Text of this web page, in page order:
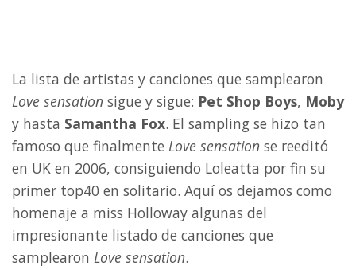
La lista de artistas y canciones que samplearon
Love sensation sigue y sigue: Pet Shop Boys, Moby
y hasta Samantha Fox. El sampling se hizo tan
famoso que finalmente Love sensation se reeditó
en UK en 2006, consiguiendo Loleatta por fin su
primer top40 en solitario. Aquí os dejamos como
homenaje a miss Holloway algunas del
impresionante listado de canciones que
samplearon Love sensation.